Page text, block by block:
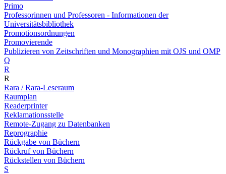
Primo
Professorinnen und Professoren - Informationen der
Universitätsbibliothek
Promotionsordnungen
Promovierende
Publizieren von Zeitschriften und Monographien mit OJS und OMP
Q
R
R
Rara / Rara-Leseraum
Raumplan
Readerprinter
Reklamationsstelle
Remote-Zugang zu Datenbanken
Reprographie
Rückgabe von Büchern
Rückruf von Büchern
Rückstellen von Büchern
S